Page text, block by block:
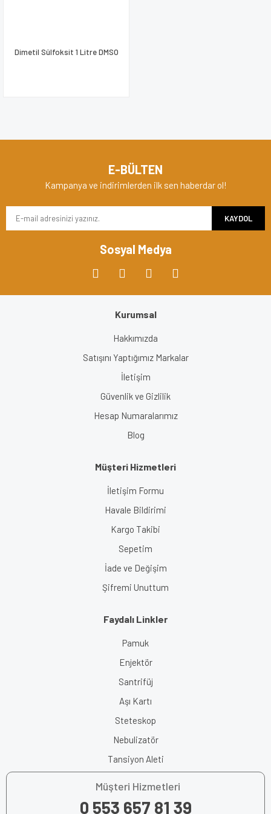
Dimetil Sülfoksit 1 Litre DMSO
E-BÜLTEN
Kampanya ve indirimlerden ilk sen haberdar ol!
KAYDOL
Sosyal Medya
Kurumsal
Hakkımızda
Satışını Yaptığımız Markalar
İletişim
Güvenlik ve Gizlilik
Hesap Numaralarımız
Blog
Müşteri Hizmetleri
İletişim Formu
Havale Bildirimi
Kargo Takibi
Sepetim
İade ve Değişim
Şifremi Unuttum
Faydalı Linkler
Pamuk
Enjektör
Santrifüj
Aşı Kartı
Steteskop
Nebulizatör
Tansiyon Aleti
Müşteri Hizmetleri
0 553 657 81 39